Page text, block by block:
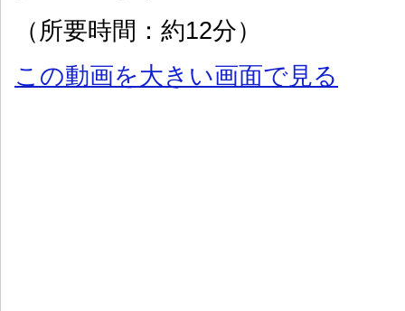
（所要時間：約12分）
この動画を大きい画面で見る